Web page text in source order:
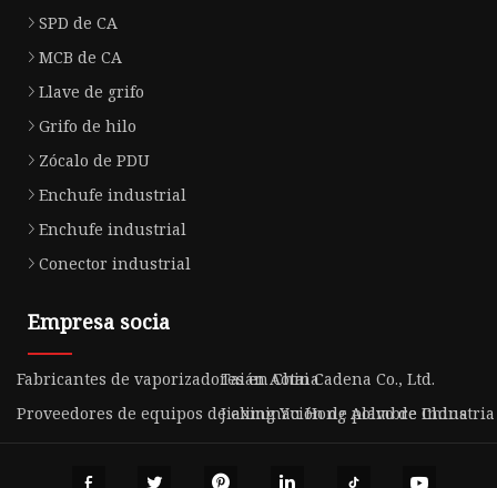
SPD de CA
MCB de CA
Llave de grifo
Grifo de hilo
Zócalo de PDU
Enchufe industrial
Enchufe industrial
Conector industrial
Empresa socia
Fabricantes de vaporizadores en ChinaTaián Aotai Cadena Co., Ltd.
Proveedores de equipos de eliminación de polvo de China
Jiaxing Yu Hong Alambre Industria